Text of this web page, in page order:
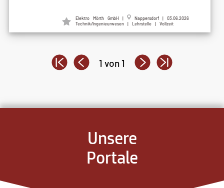
Elektro Mörth GmbH |
Nappersdorf | 03.06.2026
Technik/Ingenieurwesen | Lehrstelle | Vollzeit
1 von 1
Unsere
Portale